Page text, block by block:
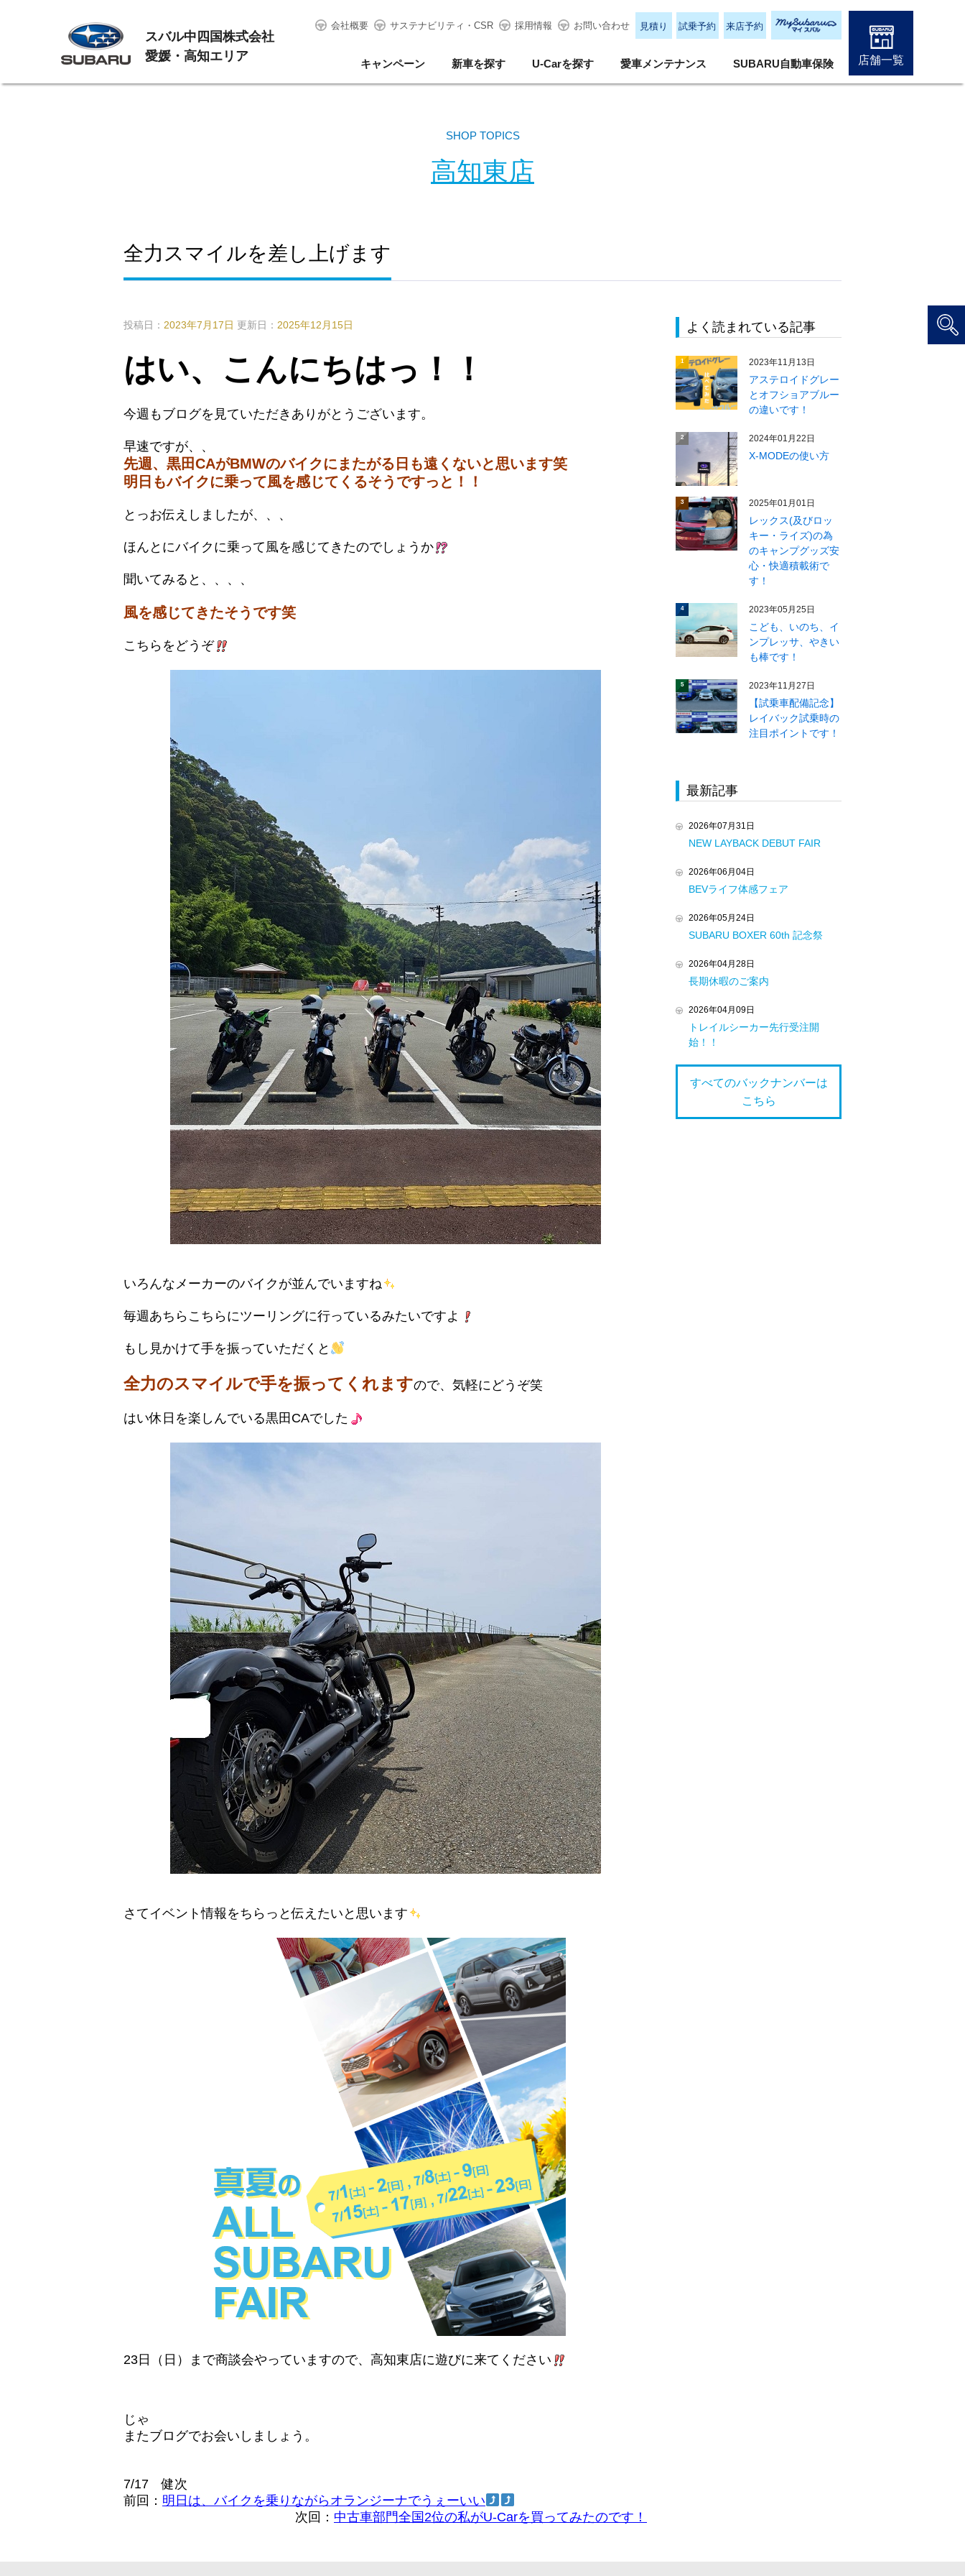
スバル中四国株式会社
愛媛・高知エリア
会社概要 サステナビリティ・CSR 採用情報 お問い合わせ 見積り 試乗予約 来店予約
キャンペーン 新車を探す U-Carを探す 愛車メンテナンス SUBARU自動車保険 店舗一覧
SHOP TOPICS
高知東店
全力スマイルを差し上げます
投稿日： 2023年7月17日 更新日： 2025年12月15日
はい、こんにちはっ！！
今週もブログを見ていただきありがとうございます。
早速ですが、、
先週、黒田CAがBMWのバイクにまたがる日も遠くないと思います笑
明日もバイクに乗って風を感じてくるそうですっと！！
とっお伝えしましたが、、、
ほんとにバイクに乗って風を感じてきたのでしょうか
聞いてみると、、、、
風を感じてきたそうです笑
こちらをどうぞ
いろんなメーカーのバイクが並んでいますね
毎週あちらこちらにツーリングに行っているみたいですよ
もし見かけて手を振っていただくと
全力のスマイルで手を振ってくれますので、気軽にどうぞ笑
はい休日を楽しんでいる黒田CAでした
さてイベント情報をちらっと伝えたいと思います
23日（日）まで商談会やっていますので、高知東店に遊びに来てください
じゃ
またブログでお会いしましょう。
7/17 健次
前回： 明日は、バイクを乗りながらオランジーナでうぇーいい
次回： 中古車部門全国2位の私がU-Carを買ってみたのです！
よく読まれている記事
1 2023年11月13日
アステロイドグレー
とオフショアブルー
の違いです！
2 2024年01月22日
X‐MODEの使い方
3 2025年01月01日
レックス(及びロッ
キー・ライズ)の為
のキャンプグッズ安
心・快適積載術で
す！
4 2023年05月25日
こども、いのち、イ
ンプレッサ、やきい
も棒です！
5 2023年11月27日
【試乗車配備記念】
レイバック試乗時の
注目ポイントです！
最新記事
2026年07月31日
NEW LAYBACK DEBUT FAIR
2026年06月04日
BEVライフ体感フェア
2026年05月24日
SUBARU BOXER 60th 記念祭
2026年04月28日
長期休暇のご案内
2026年04月09日
トレイルシーカー先行受注開
始！！
すべてのバックナンバーは
こちら